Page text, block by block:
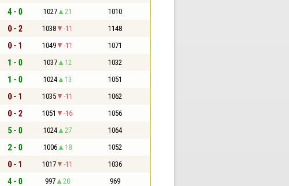
4 - 0 1027 21 1010
0 - 2 1038 -11 1148
0 - 1 1049 -11 1071
1 - 0 1037 12 1032
1 - 0 1024 13 1051
0 - 1 1035 -11 1062
0 - 2 1051 -16 1056
5 - 0 1024 27 1064
2 - 0 1006 18 1052
0 - 1 1017 -11 1036
4 - 0 997 20 969